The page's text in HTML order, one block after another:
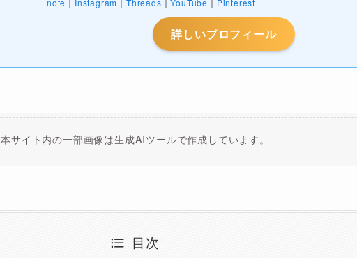
詳しいプロフィール
本サイト内の一部画像は生成AIツールで作成しています。
目次